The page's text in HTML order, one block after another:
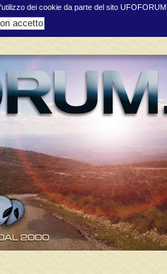
dei cookie da parte del sito UFOFORUM.